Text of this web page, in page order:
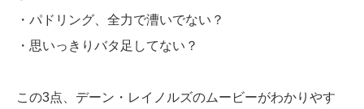
・パドリング、全力で漕いでない？
・思いっきりバタ足してない？
この3点、デーン・レイノルズのムービーがわかりやす